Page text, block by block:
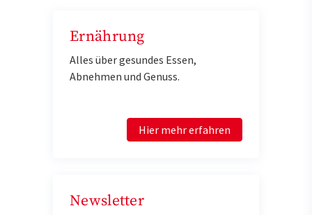
Ernährung
Alles über gesundes Essen,
Abnehmen und Genuss.
Hier mehr erfahren
Newsletter